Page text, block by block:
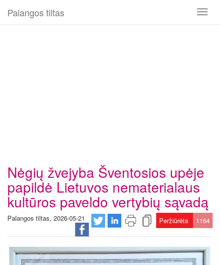
Toggle
Palangos tiltas
Nėgių žvejyba Šventosios upėje
papildė Lietuvos nematerialaus
kultūros paveldo vertybių sąvadą
Palangos tiltas, 2026-05-21 Peržiūrėta 1164